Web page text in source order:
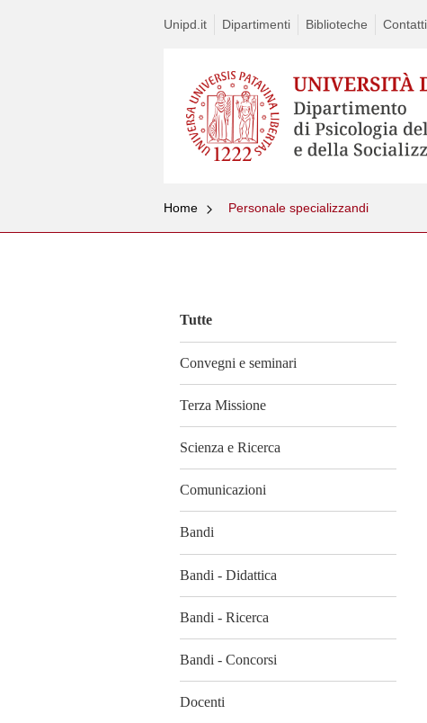
Unipd.it Dipartimenti Biblioteche Contatti
Home Personale specializzandi
Tutte
Convegni e seminari
Terza Missione
Scienza e Ricerca
Comunicazioni
Bandi
Bandi - Didattica
Bandi - Ricerca
Bandi - Concorsi
Docenti